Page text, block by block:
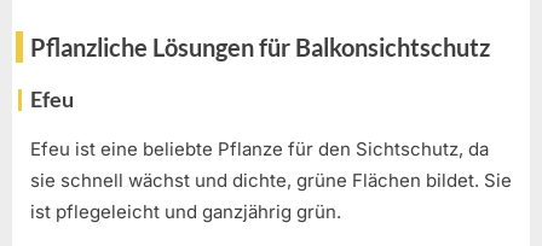
Pflanzliche Lösungen für Balkonsichtschutz
Efeu
Efeu ist eine beliebte Pflanze für den Sichtschutz, da
sie schnell wächst und dichte, grüne Flächen bildet. Sie
ist pflegeleicht und ganzjährig grün.